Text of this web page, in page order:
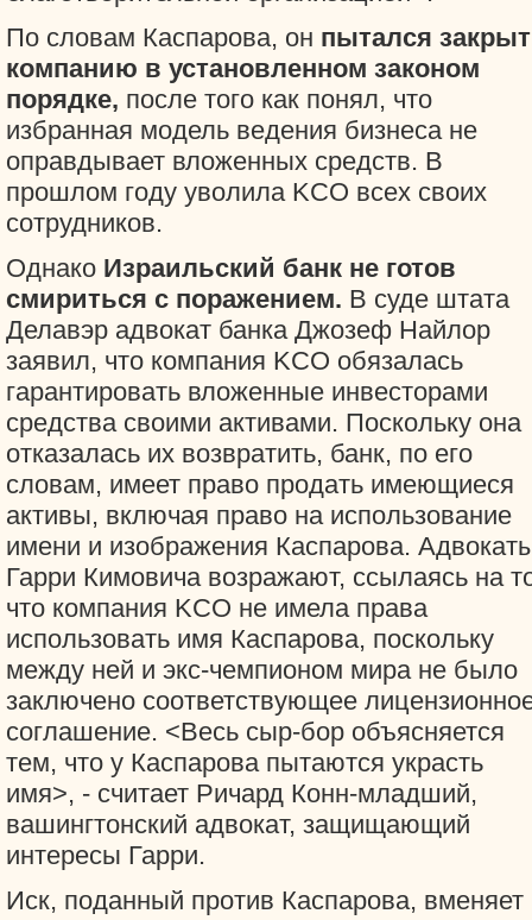
По словам Каспарова, он пытался
компанию в установленном законом
порядке, после того как понял, что
избранная модель ведения бизнеса не
оправдывает вложенных средств. В
прошлом году уволила KCO всех своих
сотрудников.
Однако Израильский банк не готов
смириться с поражением. В суде штата
Делавэр адвокат банка Джозеф Найлор
заявил, что компания KCO обязалась
гарантировать вложенные инвесторами
средства своими активами. Поскольку она
отказалась их возвратить, банк, по его
словам, имеет право продать имеющиеся
активы, включая право на использование
имени и изображения Каспарова.
Гарри Кимовича возражают, ссылаясь на
что компания KCO не имела права
использовать имя Каспарова, поскольку
между ней и экс-чемпионом мира не было
заключено соответствующее
соглашение. <Весь сыр-бор объясняется
тем, что у Каспарова пытаются украсть
имя>, - считает Ричард Конн-младший,
вашингтонский адвокат, защищающий
интересы Гарри.
Иск, поданный против Каспарова, вменяет